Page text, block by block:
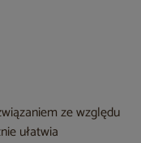
ze względu
ułatwia